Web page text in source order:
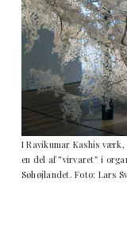
I Ravikumar Kashis
en del af ”virvaret” i
Søhøjlandet. Foto: Lars